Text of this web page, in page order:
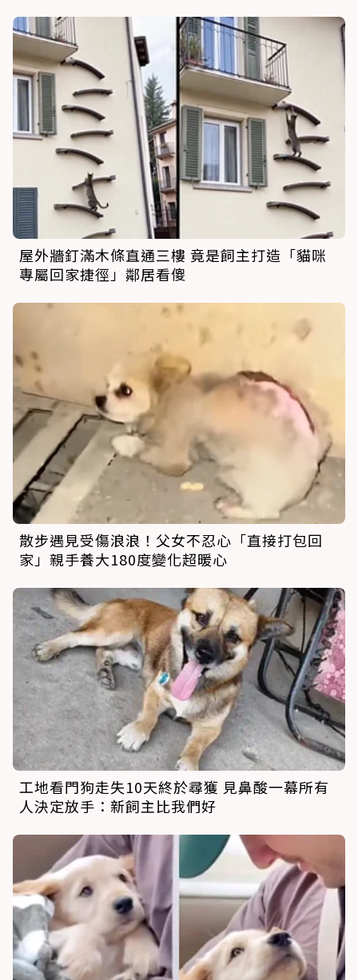
屋外牆釘滿木條直通三樓 竟是飼主打造「貓咪
專屬回家捷徑」鄰居看傻
散步遇見受傷浪浪！父女不忍心「直接打包回
家」親手養大180度變化超暖心
工地看門狗走失10天終於尋獲 見鼻酸一幕所有
人決定放手：新飼主比我們好